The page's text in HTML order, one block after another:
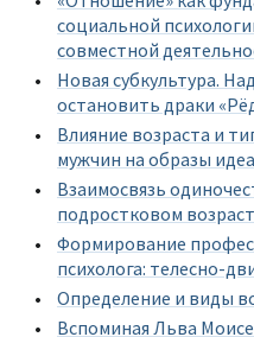
социальной
совместной
Новая субкультура.
остановить драки
Влияние возраста и
мужчин на образы
Взаимосвязь
подростковом
Формирование
психолога: телесно-
Определение и виды
Вспоминая Льва